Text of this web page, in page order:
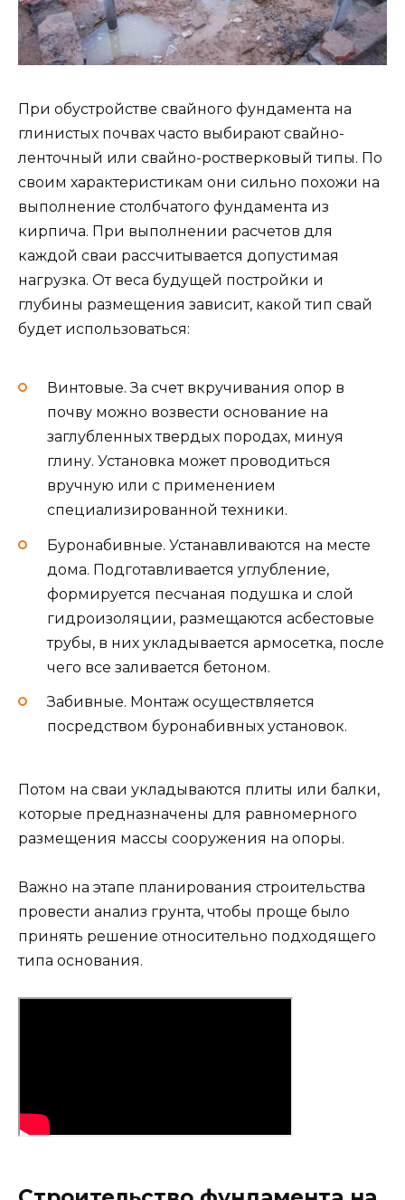
При обустройстве свайного фундамента на
глинистых почвах часто выбирают свайно-
ленточный или свайно-ростверковый типы. По
своим характеристикам они сильно похожи на
выполнение столбчатого фундамента из
кирпича. При выполнении расчетов для
каждой сваи рассчитывается допустимая
нагрузка. От веса будущей постройки и
глубины размещения зависит, какой тип свай
будет использоваться:
Винтовые. За счет вкручивания опор в
почву можно возвести основание на
заглубленных твердых породах, минуя
глину. Установка может проводиться
вручную или с применением
специализированной техники.
Буронабивные. Устанавливаются на месте
дома. Подготавливается углубление,
формируется песчаная подушка и слой
гидроизоляции, размещаются асбестовые
трубы, в них укладывается армосетка, после
чего все заливается бетоном.
Забивные. Монтаж осуществляется
посредством буронабивных установок.
Потом на сваи укладываются плиты или балки,
которые предназначены для равномерного
размещения массы сооружения на опоры.
Важно на этапе планирования строительства
провести анализ грунта, чтобы проще было
принять решение относительно подходящего
типа основания.